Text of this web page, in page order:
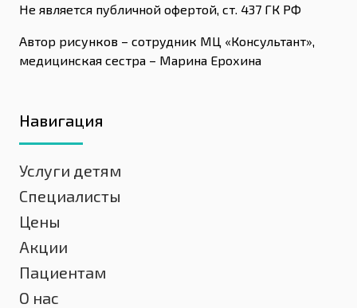
Не является публичной офертой, ст. 437 ГК РФ
Автор рисунков – сотрудник МЦ «Консультант»,
медицинская сестра – Марина Ерохина
Навигация
Услуги детям
Специалисты
Цены
Акции
Пациентам
О нас